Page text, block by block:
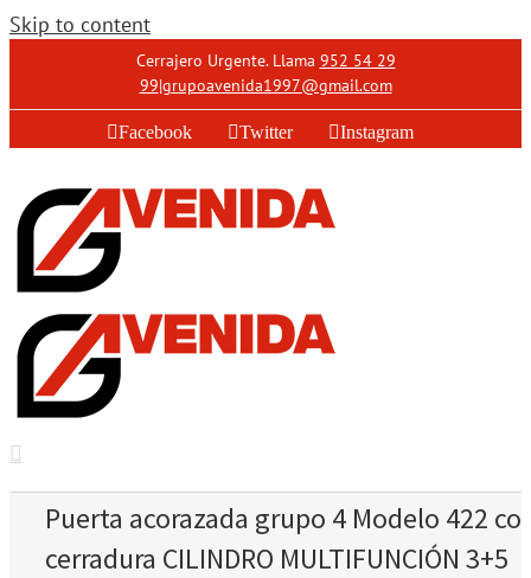
Skip to content
Cerrajero Urgente. Llama 952 54 29
99|grupoavenida1997@gmail.com
Facebook Twitter Instagram
Puerta acorazada grupo 4 Modelo 422
cerradura CILINDRO MULTIFUNCIÓN 3+5